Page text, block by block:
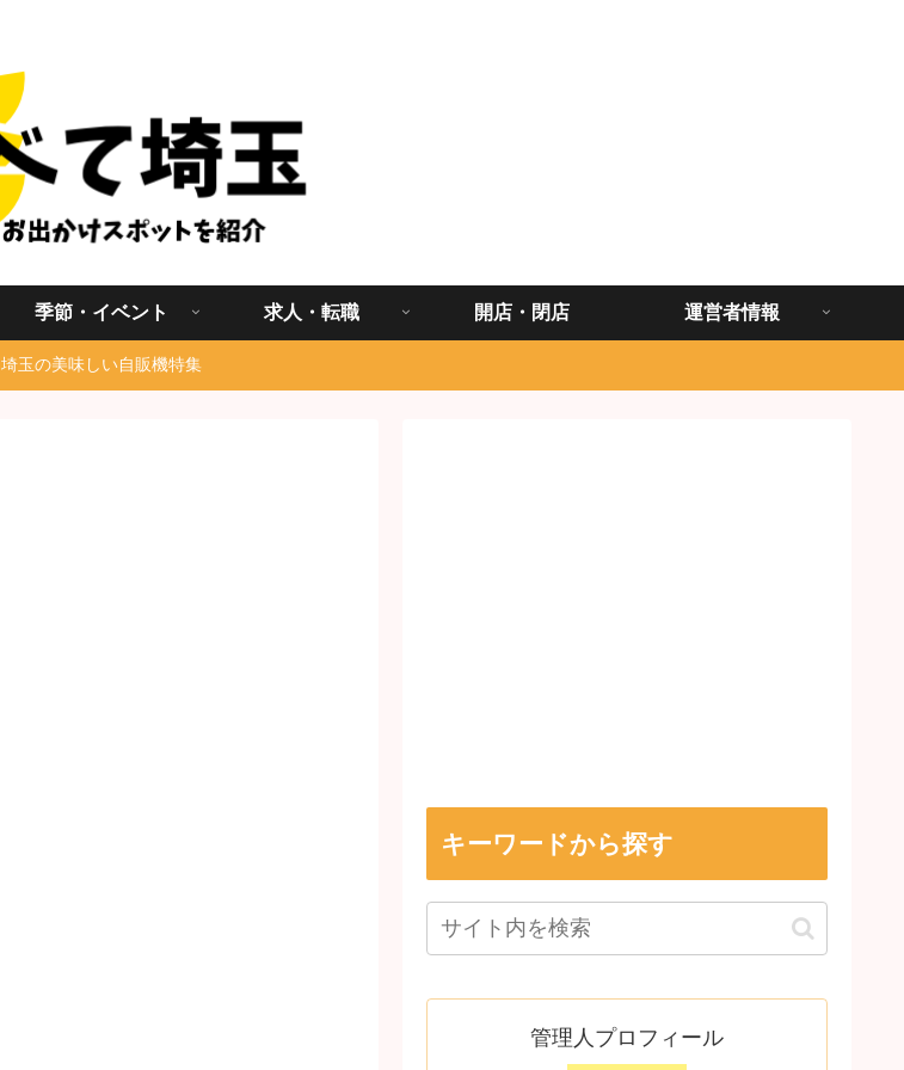
季節・イベント 求人・転職 開店・閉店 運営者情報
埼玉の美味しい自販機特集
キーワードから探す
管理人プロフィール